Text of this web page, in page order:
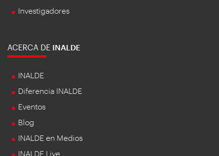
Investigadores
ACERCA DE INALDE
INALDE
Diferencia INALDE
Eventos
Blog
INALDE en Medios
INALDE Live